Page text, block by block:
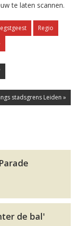
te laten scannen.
Regio
stadsgrens Leiden »
de bal'